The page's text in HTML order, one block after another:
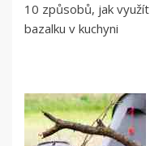
10 způsobů, jak využít
bazalku v kuchyni